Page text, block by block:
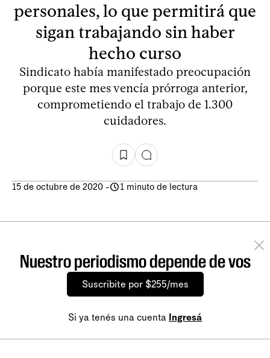
personales, lo que permitirá que
sigan trabajando sin haber
hecho curso
Sindicato había manifestado preocupación
porque este mes vencía prórroga anterior,
comprometiendo el trabajo de 1.300
cuidadores.
15 de octubre de 2020 - 1 minuto de lectura
Nuestro periodismo depende de vos
Suscribite por $255/mes
Si ya tenés una cuenta Ingresá